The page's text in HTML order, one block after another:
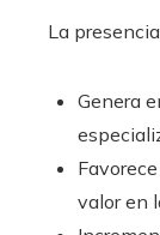
La
Genera
valor en